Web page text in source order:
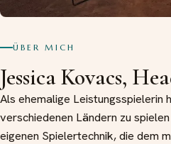
ÜBER MICH
Jessica Kovacs,
Als ehemalige Leistungsspielerin
verschiedenen Ländern zu
eigenen Spielertechnik, die dem